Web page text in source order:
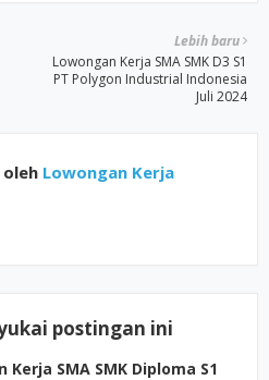
Lebih baru
Lowongan Kerja SMA SMK D3 S1
PT Polygon Industrial Indonesia
Juli 2024
Lowongan Kerja
postingan ini
Kerja SMA SMK Diploma S1